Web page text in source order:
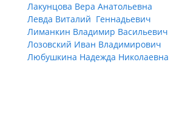
Лакунцова Вера Анатольевна
Левда Виталий Геннадьевич
Лиманкин Владимир Васильевич
Лозовский Иван Владимирович
Любушкина Надежда Николаевна